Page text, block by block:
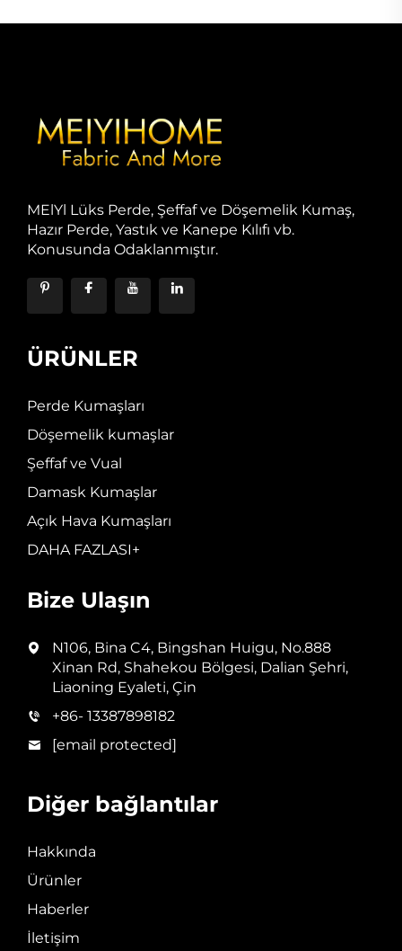
MElYl Lüks Perde, Şeffaf ve Döşemelik Kumaş,
Hazır Perde, Yastık ve Kanepe Kılıfı vb.
Konusunda Odaklanmıştır.
ÜRÜNLER
Perde Kumaşları
Döşemelik kumaşlar
Şeffaf ve Vual
Damask Kumaşlar
Açık Hava Kumaşları
DAHA FAZLASI+
Bize Ulaşın
N106, Bina C4, Bingshan Huigu, No.888
Xinan Rd, Shahekou Bölgesi, Dalian Şehri,
Liaoning Eyaleti, Çin
+86- 13387898182
[email protected]
Diğer bağlantılar
Hakkında
Ürünler
Haberler
İletişim